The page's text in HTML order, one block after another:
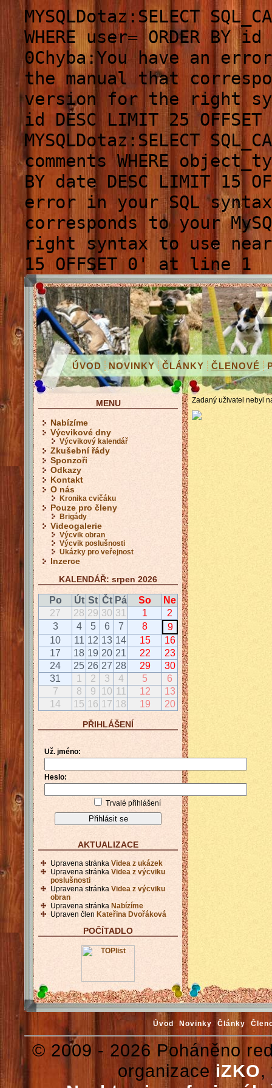
MYSQLDotaz:SELECT
WHERE user= ORDER BY
0Chyba:You have an
the manual that
version for the right
id DESC LIMIT 25
MYSQLDotaz:SELECT
comments WHERE
BY date DESC LIMIT 15
error in your SQL
corresponds to your
right syntax to use near
15 OFFSET 0' at line 1
ÚVOD NOVINKY ČLÁNKY ČLENOVÉ
Zadaný uživatel nebyl
MENU
Nabízíme
Výcvikové dny
Výcvikový kalendář
Zkušební řády
Sponzoři
Odkazy
Kontakt
O nás
Kronika cvičáku
Pouze pro členy
Brigády
Videogalerie
Výcvik obran
Výcvik poslušnosti
Ukázky pro veřejnost
Inzerce
KALENDÁŘ: srpen 2026
Po Út St Čt Pá So
Ne
27
28 29 30 31 1
2
3
4 5 6 7 8
9
10
11 12 13 14 15
16
17
18 19 20 21 22
23
24
25 26 27 28 29
30
31
1 2 3 4 5
6
7
8 9 10 11 12
13
14
15 16 17 18 19 20
PŘIHLÁŠENÍ
Už. jméno:
Heslo:
Trvalé přihlášení
AKTUALIZACE
Upravena stránka Videa z ukázek
Upravena stránka Videa z výcviku
poslušnosti
Upravena stránka Videa z výcviku
obran
Upravena stránka Nabízíme
Upraven člen Kateřina Dvořáková
POČÍTADLO
Úvod Novinky Články
© 2009 - 2026 Poháněno
organizace iZKO,